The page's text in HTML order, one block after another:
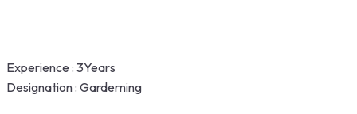
Experience : 3Years
Designation : Garderning